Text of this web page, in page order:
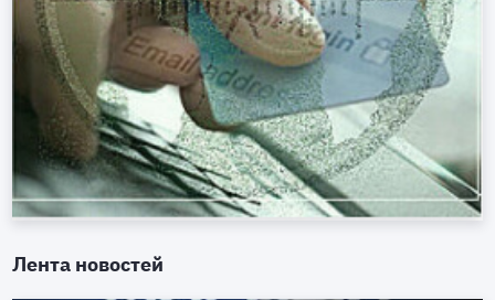
Лента новостей